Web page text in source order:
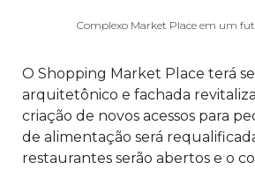
Complexo Market Place em um
O Shopping Market Place terá
arquitetônico e fachada
criação de novos acessos para
de alimentação será
restaurantes serão abertos e o